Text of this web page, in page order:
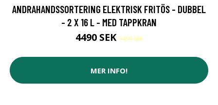
ANDRAHANDSSORTERING ELEKTRISK FRITÖS - DUBBEL
- 2 X 16 L - MED TAPPKRAN
4490 SEK5499 SEK
MER INFO!